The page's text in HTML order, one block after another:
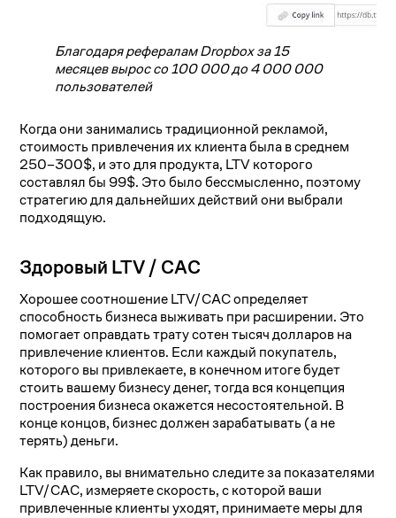
Благодаря рефералам Dropbox за 15
месяцев вырос со 100 000 до 4 000 000
пользователей
Когда они занимались традиционной рекламой,
стоимость привлечения их клиента была в среднем
250–300$, и это для продукта, LTV которого
составлял бы 99$. Это было бессмысленно, поэтому
стратегию для дальнейших действий они выбрали
подходящую.
Здоровый LTV / CAC
Хорошее соотношение LTV/CAC определяет
способность бизнеса выживать при расширении. Это
помогает оправдать трату сотен тысяч долларов на
привлечение клиентов. Если каждый покупатель,
которого вы привлекаете, в конечном итоге будет
стоить вашему бизнесу денег, тогда вся концепция
построения бизнеса окажется несостоятельной. В
конце концов, бизнес должен зарабатывать (а не
терять) деньги.
Как правило, вы внимательно следите за показателями
LTV/CAC, измеряете скорость, с которой ваши
привлеченные клиенты уходят, принимаете меры для